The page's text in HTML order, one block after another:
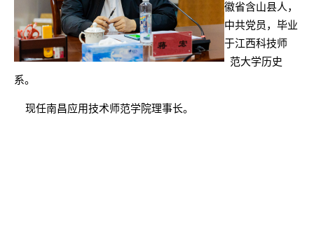
徽省含山县人，
中共党员，毕业
于江西科技师
范大学历史
系。
现任南昌应用技术师范学院理事长。